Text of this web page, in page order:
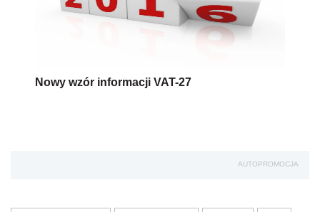
Nowy wzór informacji VAT-27
AUTOPROMOCJA